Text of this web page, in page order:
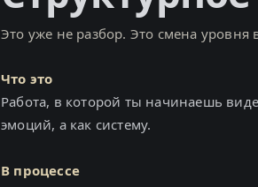
Это уже не разбор. Это смена уровня
Что это
Работа, в которой ты начинаешь
эмоций, а как систему.
В процессе